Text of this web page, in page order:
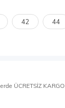
42 44
ÜCRETSİZ KARGO